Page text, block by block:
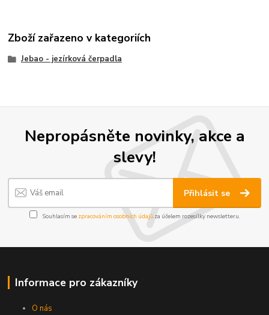
Zboží zařazeno v kategoriích
Jebao - jezírková čerpadla
Nepropásněte novinky, akce a
slevy!
Přihlásit se
Souhlasím se zpracováním osobních údajůza účelem rozesílky newsletteru.
Informace pro zákazníky
O nás